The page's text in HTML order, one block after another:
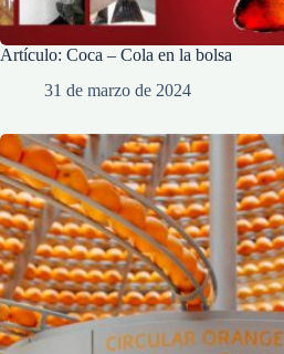
Artículo: Coca – Cola en la bolsa
31 de marzo de 2024